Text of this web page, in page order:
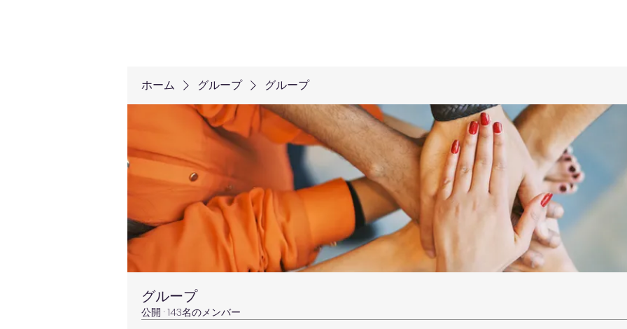
ホーム グループ グループ
グループ
公開 · 143名のメンバー